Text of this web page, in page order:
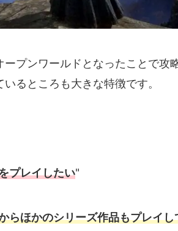
プンワールドとなったことで攻
るところも大きな特徴です。
プレイしたい"
らほかのシリーズ作品もプレイし